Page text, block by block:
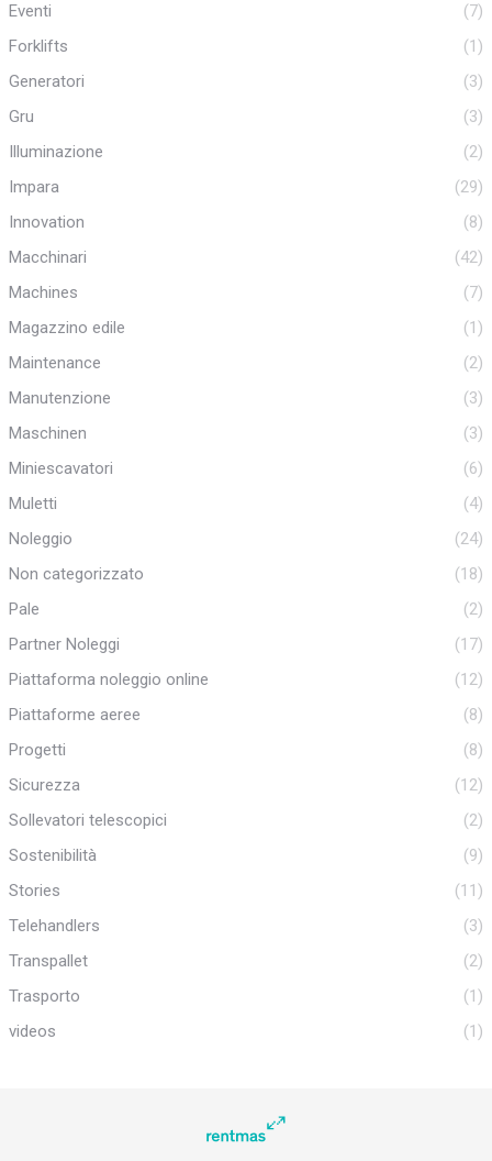
Eventi
(7)
Forklifts
(1)
Generatori
(3)
Gru
(3)
Illuminazione
(2)
Impara
(29)
Innovation
(8)
Macchinari
(42)
Machines
(7)
Magazzino edile
(1)
Maintenance
(2)
Manutenzione
(3)
Maschinen
(3)
Miniescavatori
(6)
Muletti
(4)
Noleggio
(24)
Non categorizzato
(18)
Pale
(2)
Partner Noleggi
(17)
Piattaforma noleggio online
(12)
Piattaforme aeree
(8)
Progetti
(8)
Sicurezza
(12)
Sollevatori telescopici
(2)
Sostenibilità
(9)
Stories
(11)
Telehandlers
(3)
Transpallet
(2)
Trasporto
(1)
videos
(1)